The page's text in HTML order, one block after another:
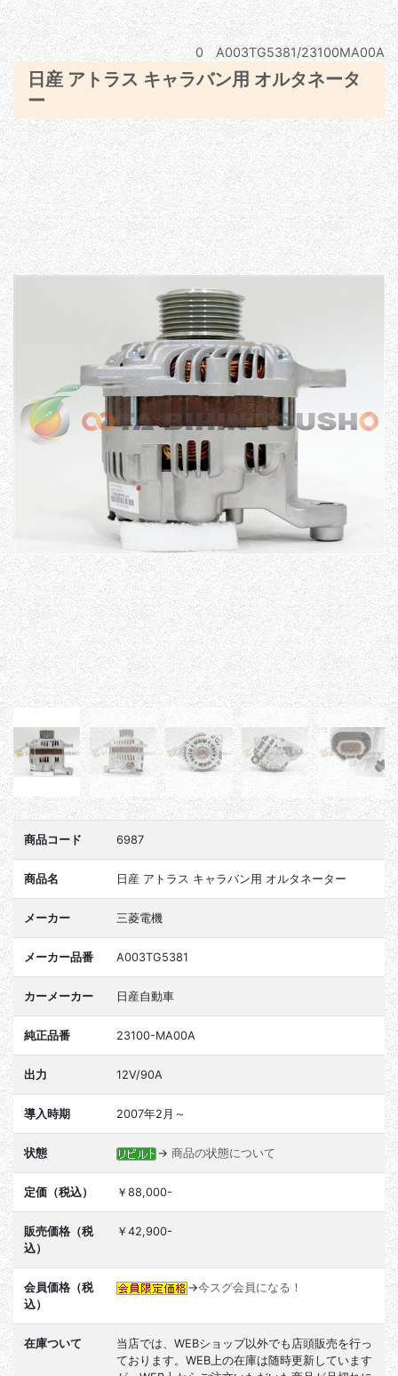
0 A003TG5381/23100MA00A
日産 アトラス キャラバン用 オルタネータ
ー
商品コード 6987
商品名 日産 アトラス キャラバン用 オルタネーター
メーカー 三菱電機
メーカー品番 A003TG5381
カーメーカー 日産自動車
純正品番 23100-MA00A
出力 12V/90A
導入時期 2007年2月～
状態 → 商品の状態について
定価（税込） ￥88,000-
販売価格（税
込）
￥42,900-
会員価格（税
込）
→今スグ会員になる！
在庫ついて
当店では、WEBショップ以外でも店頭販売を行っ
ております。WEB上の在庫は随時更新しています